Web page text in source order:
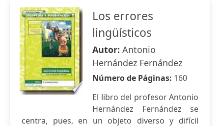
Los errores
lingüísticos
Autor: Antonio
Hernández Fernández
Número de Páginas: 160
El libro del profesor Antonio
Hernández Fernández se
centra, pues, en un objeto diverso y difícil